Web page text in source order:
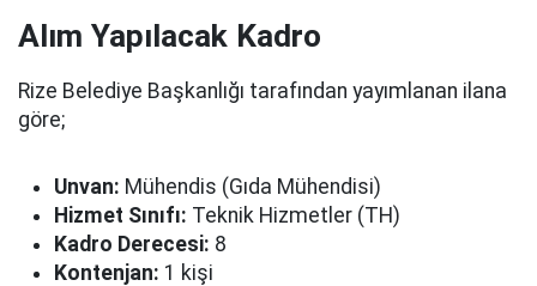
Alım Yapılacak Kadro
Rize Belediye Başkanlığı tarafından yayımlanan ilana
göre;
Unvan: Mühendis (Gıda Mühendisi)
Hizmet Sınıfı: Teknik Hizmetler (TH)
Kadro Derecesi: 8
Kontenjan: 1 kişi